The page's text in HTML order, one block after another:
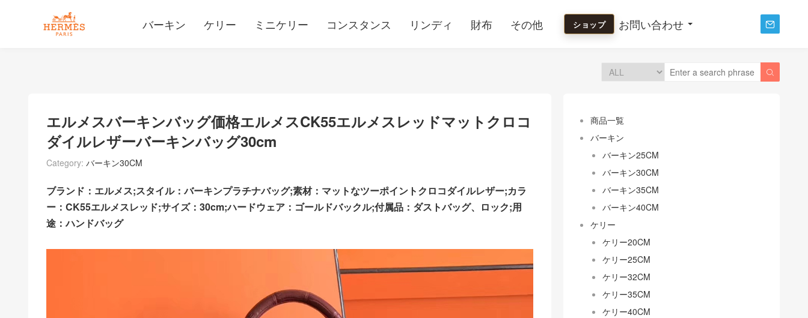
バーキン ケリー ミニケリー コンスタンス リンディ 財布 その他 ショップ お問い合わせ 

エルメスバーキンバッグ価格エルメスCK55エルメスレッドマットクロコ
ダイルレザーバーキンバッグ30cm
Category: バーキン30CM
ブランド：エルメス;スタイル：バーキンプラチナバッグ;素材：マットなツーポイントクロコダイルレザー;カラ
ー：CK55エルメスレッド;サイズ：30cm;ハードウェア：ゴールドバックル;付属品：ダストバッグ、ロック;用
途：ハンドバッグ
商品一覧
バーキン
バーキン25CM
バーキン30CM
バーキン35CM
バーキン40CM
ケリー
ケリー20CM
ケリー25CM
ケリー32CM
ケリー35CM
ケリー40CM